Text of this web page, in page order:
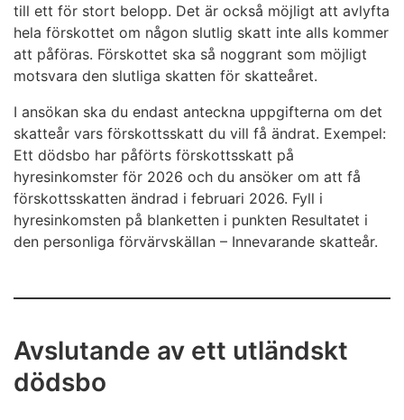
till ett för stort belopp. Det är också möjligt att avlyfta
hela förskottet om någon slutlig skatt inte alls kommer
att påföras. Förskottet ska så noggrant som möjligt
motsvara den slutliga skatten för skatteåret.
I ansökan ska du endast anteckna uppgifterna om det
skatteår vars förskottsskatt du vill få ändrat. Exempel:
Ett dödsbo har påförts förskottsskatt på
hyresinkomster för 2026 och du ansöker om att få
förskottsskatten ändrad i februari 2026. Fyll i
hyresinkomsten på blanketten i punkten Resultatet i
den personliga förvärvskällan – Innevarande skatteår.
Avslutande av ett utländskt
dödsbo